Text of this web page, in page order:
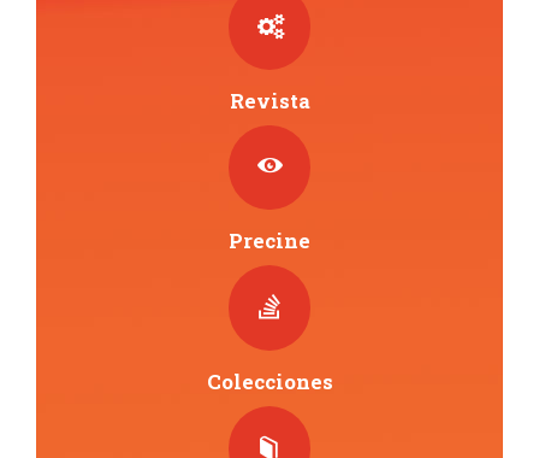
Revista
Precine
Colecciones